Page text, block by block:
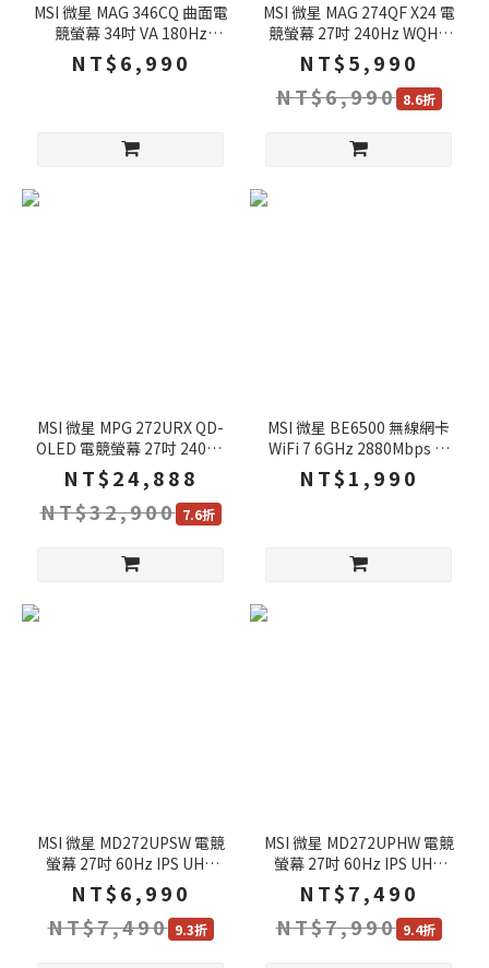
MSI 微星 MAG 346CQ 曲面電
競螢幕 34吋 VA 180Hz
UWQHD 1ms HDR 電腦螢幕
遊戲螢幕 液晶螢幕
NT$6,990
MSI 微星 MAG 274QF X24 電
競螢幕 27吋 240Hz WQHD
0.5ms HDR 電腦螢幕 遊戲螢
幕 液晶螢幕
NT$5,990
NT$6,990 8.6折
MSI 微星 MPG 272URX QD-
OLED 電競螢幕 27吋 240Hz
UHD 0.03ms HDR 可旋轉 電
腦螢幕 遊戲螢幕 液晶螢幕
NT$24,888
NT$32,900 7.6折
MSI 微星 BE6500 無線網卡
WiFi 7 6GHz 2880Mbps 三
頻 低延遲 接收器 網路接收器
網卡
NT$1,990
MSI 微星 MD272UPSW 電競
螢幕 27吋 60Hz IPS UHD
4ms Google TV 電腦螢幕 遊
戲螢幕 液晶螢幕 可旋轉螢幕
NT$6,990
NT$7,490 9.3折
MSI 微星 MD272UPHW 電競
螢幕 27吋 60Hz IPS UHD
4ms HDR 電腦螢幕 遊戲螢
幕 液晶螢幕 可旋轉螢幕
NT$7,490
NT$7,990 9.4折